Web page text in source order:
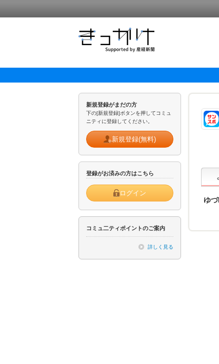
新規登録がまだの方
下の[新規登録]ボタンを押してコミュ
ニティに登録してください。
新規登録(無料)
登録がお済みの方はこちら
ログイン
コミュ二ティポイントのご案内
詳しく見る
ゆ